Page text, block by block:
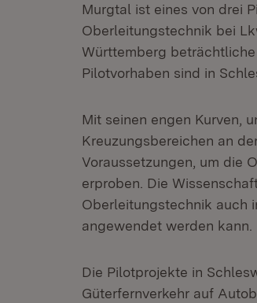
Murgtal ist eines von drei
Oberleitungstechnik bei
Württemberg
Pilotvorhaben sind in
Mit seinen engen Kurven,
Kreuzungsbereichen an
Voraussetzungen, um die
erproben. Die
Oberleitungstechnik auch
angewendet werden kann.
Die Pilotprojekte in
Güterfernverkehr auf